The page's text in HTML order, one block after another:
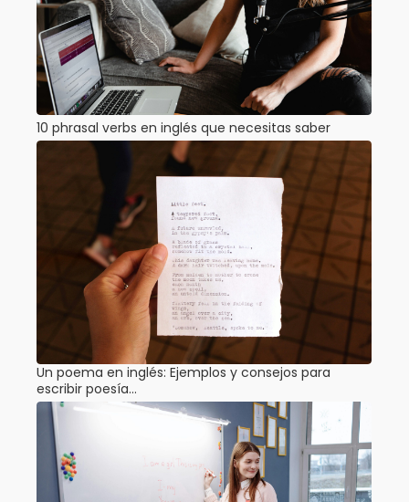
10 phrasal verbs en inglés que necesitas saber
Un poema en inglés: Ejemplos y consejos para
escribir poesía…